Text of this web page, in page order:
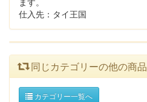
仕入先：タイ王国
同じカテゴリーの他の商品
カテゴリー一覧へ